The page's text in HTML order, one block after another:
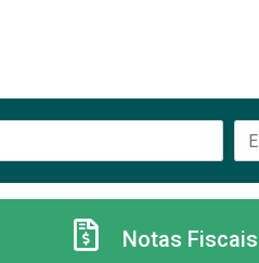
Notas Fiscais